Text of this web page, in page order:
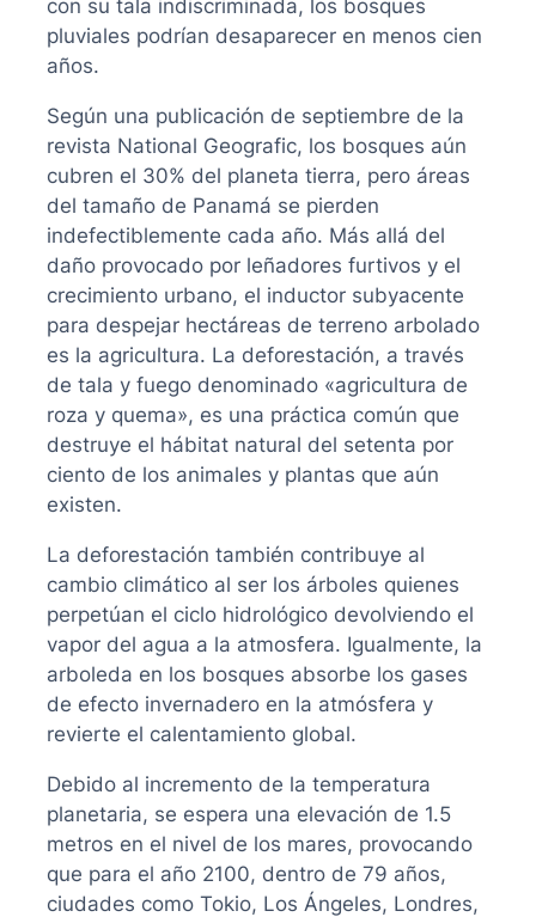
con su tala indiscriminada, los bosques
pluviales podrían desaparecer en menos cien
años.
Según una publicación de septiembre de la
revista National Geografic, los bosques aún
cubren el 30% del planeta tierra, pero áreas
del tamaño de Panamá se pierden
indefectiblemente cada año. Más allá del
daño provocado por leñadores furtivos y el
crecimiento urbano, el inductor subyacente
para despejar hectáreas de terreno arbolado
es la agricultura. La deforestación, a través
de tala y fuego denominado «agricultura de
roza y quema», es una práctica común que
destruye el hábitat natural del setenta por
ciento de los animales y plantas que aún
existen.
La deforestación también contribuye al
cambio climático al ser los árboles quienes
perpetúan el ciclo hidrológico devolviendo el
vapor del agua a la atmosfera. Igualmente, la
arboleda en los bosques absorbe los gases
de efecto invernadero en la atmósfera y
revierte el calentamiento global.
Debido al incremento de la temperatura
planetaria, se espera una elevación de 1.5
metros en el nivel de los mares, provocando
que para el año 2100, dentro de 79 años,
ciudades como Tokio, Los Ángeles, Londres,